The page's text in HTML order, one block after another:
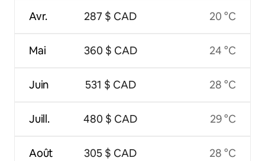
Avr.
Mai
Juin
Juill.
Août
287 $ CAD
360 $ CAD
531 $ CAD
480 $ CAD
305 $ CAD
20 °C
24 °C
28 °C
29 °C
28 °C